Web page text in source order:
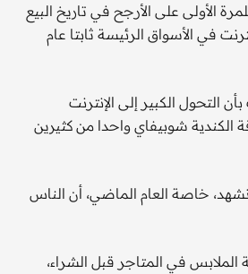
الأولى على الأرجح في تاريخ البيع
في الأسواق الرئيسة ثابتا عام
التحول الكبير إلى الإنترنت
الكندية شوبيفاي واحدا من كثيرين
خاصة العام الماضي، أن الناس
الملابس في المتاجر قبل الشراء،